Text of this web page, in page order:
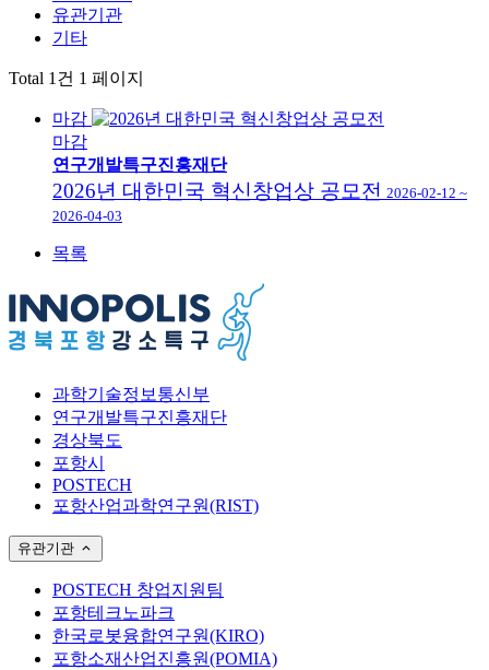
유관기관
기타
Total 1건 1 페이지
마감
마감
연구개발특구진흥재단
2026년 대한민국 혁신창업상 공모전 2026-02-12 ~
2026-04-03
목록
과학기술정보통신부
연구개발특구진흥재단
경상북도
포항시
POSTECH
포항산업과학연구원(RIST)
유관기관
POSTECH 창업지원팀
포항테크노파크
한국로봇융합연구원(KIRO)
포항소재산업진흥원(POMIA)